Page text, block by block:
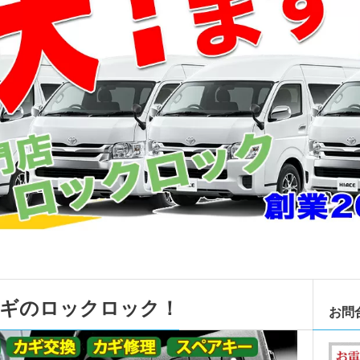
のロックロック！ お問